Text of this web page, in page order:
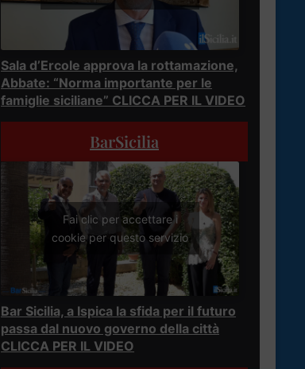
Sala d’Ercole approva la rottamazione,
Abbate: “Norma importante per le
famiglie siciliane” CLICCA PER IL VIDEO
BarSicilia
Fai clic per accettare i
cookie per questo servizio
Bar Sicilia, a Ispica la sfida per il futuro
passa dal nuovo governo della città
CLICCA PER IL VIDEO